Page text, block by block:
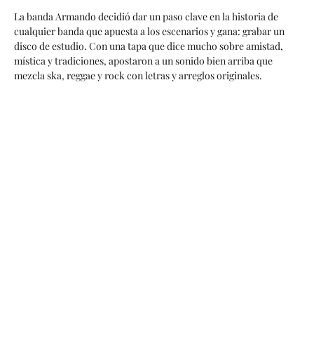
La banda Armando decidió dar un paso clave en la historia de
cualquier banda que apuesta a los escenarios y gana: grabar un
disco de estudio. Con una tapa que dice mucho sobre amistad,
mística y tradiciones, apostaron a un sonido bien arriba que
mezcla ska, reggae y rock con letras y arreglos originales.